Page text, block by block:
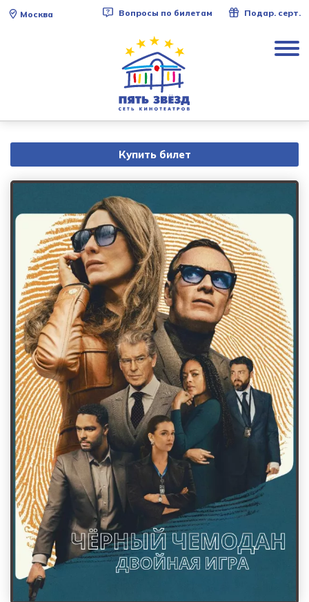
Москва Вопросы по билетам Подар. серт.
Купить билет